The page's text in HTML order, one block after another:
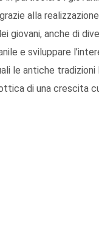
alla
giovani, anche di
e sviluppare
le antiche
di una crescita